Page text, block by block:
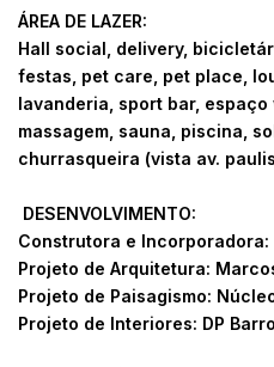
ÁREA DE LAZER:
Hall social, delivery,
festas, pet care, pet place,
lavanderia, sport bar,
massagem, sauna, piscina,
churrasqueira (vista av.
DESENVOLVIMENTO:
Construtora e Incorporadora:
Projeto de Arquitetura:
Projeto de Paisagismo:
Projeto de Interiores: DP